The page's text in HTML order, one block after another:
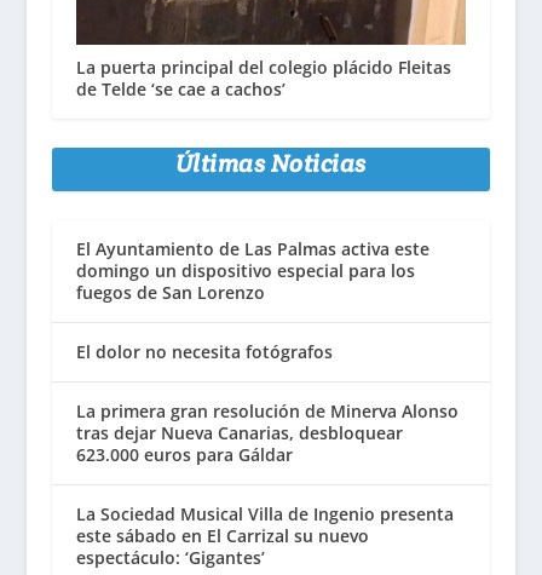
La puerta principal del colegio plácido Fleitas
de Telde ‘se cae a cachos’
Últimas Noticias
El Ayuntamiento de Las Palmas activa este
domingo un dispositivo especial para los
fuegos de San Lorenzo
El dolor no necesita fotógrafos
La primera gran resolución de Minerva Alonso
tras dejar Nueva Canarias, desbloquear
623.000 euros para Gáldar
La Sociedad Musical Villa de Ingenio presenta
este sábado en El Carrizal su nuevo
espectáculo: ‘Gigantes’